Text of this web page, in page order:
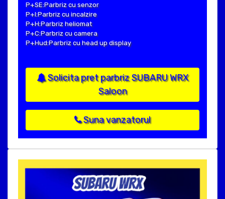
P+SE:Parbriz cu senzor
P+I:Parbriz cu incalzire
P+H:Parbriz heliomat
P+C:Parbriz cu camera
P+Hud:Parbriz cu head up display
Solicita pret parbriz SUBARU WRX
Saloon
Suna vanzatorul